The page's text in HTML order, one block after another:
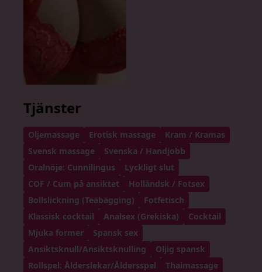
Tjänster
Oljemassage Erotisk massage
Kram / Kramas
Svensk massage
Svenska / Handjobb
Oralnöje: Cunnilingus
Lyckligt slut
COF / Cum på ansiktet
Holländsk / Fotsex
Bollslickning (Teabagging)
Fotfetisch
Klassisk cocktail
Analsex (Grekiska)
Cocktail
Mjuka former
Spansk sex
Ansiktsknull/Ansiktsknulling
Oljig spansk
Rollspel: Ålderslekar/Åldersspel
Thaimassage